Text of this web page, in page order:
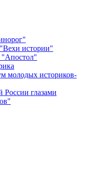
истории"
"Апостол"
молодых историков-
России глазами